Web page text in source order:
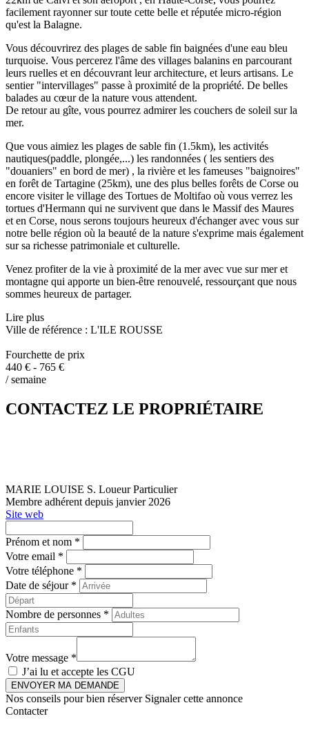
facilement rayonner sur toute cette belle et réputée micro-région
qu'est la Balagne.
Vous découvrirez des plages de sable fin baignées d'une eau bleu
turquoise. Vous percerez l'âme des villages balanins en parcourant
leurs ruelles et en découvrant leur architecture, et leurs artisans. Le
sentier "intervillages" passe à proximité de la propriété. De belles
balades au cœur de la nature vous attendent.
De retour au gîte, vous pourrez admirer les couchers de soleil sur la
mer.
Que vous aimiez les plages de sable fin (1.5km), les activités
nautiques(paddle, plongée,...) les randonnées ( les sentiers des
"douaniers" en bord de mer) , la rivière et les fameuses "baignoires"
en forêt de Tartagine (25km), une des plus belles forêts de Corse ou
encore visiter le village des Tortues de Moltifao où vous verrez les
tortues d'Hermann qui ne survivent que dans le Massif des Maures
et en Corse, nous serons toujours heureux d'échanger avec vous sur
notre belle région où la beauté de la nature s'exprime mais également
sur sa richesse patrimoniale et culturelle.
Venez profiter de la vie à proximité de la mer avec vue sur mer et
montagne qui apporte un bien-être renouvelé, ressourçant que nous
sommes heureux de partager.
Lire plus
Ville de référence : L'ILE ROUSSE
Fourchette de prix
440 € - 765 €
/ semaine
CONTACTEZ LE PROPRIÉTAIRE
MARIE LOUISE S. Loueur Particulier
Membre adhérent depuis janvier 2026
Site web
Prénom et nom *
Votre email *
Votre téléphone *
Date de séjour *
Nombre de personnes *
Votre message *
J’ai lu et accepte les CGU
ENVOYER MA DEMANDE
Nos conseils pour bien réserver Signaler cette annonce
Contacter